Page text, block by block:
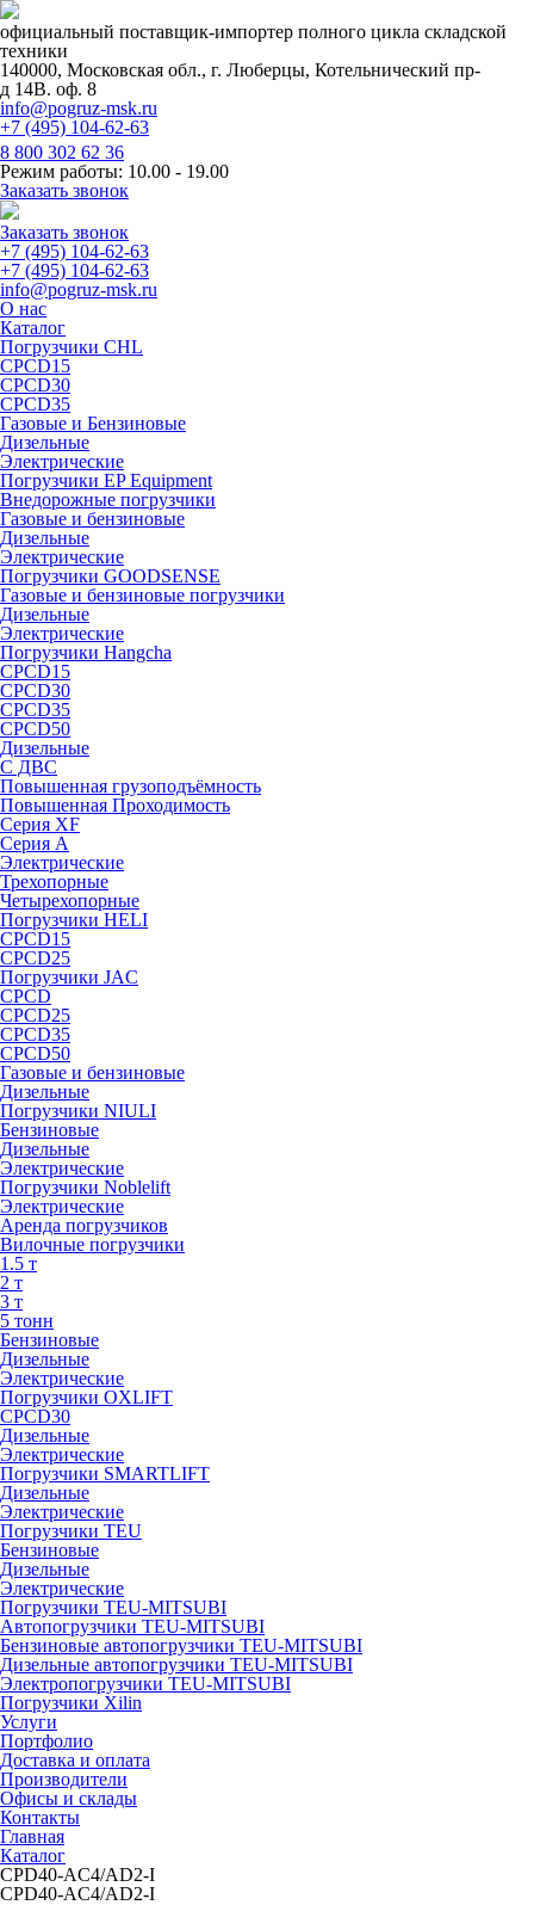
официальный поставщик-импортер полного цикла складской
техники
140000, Московская обл., г. Люберцы, Котельнический пр-
д 14В. оф. 8
info@pogruz-msk.ru
+7 (495) 104-62-63
8 800 302 62 36
Режим работы: 10.00 - 19.00
Заказать звонок
Заказать звонок
+7 (495) 104-62-63
+7 (495) 104-62-63
info@pogruz-msk.ru
О нас
Каталог
Погрузчики CHL
CPCD15
CPCD30
CPCD35
Газовые и Бензиновые
Дизельные
Электрические
Погрузчики EP Equipment
Внедорожные погрузчики
Газовые и бензиновые
Дизельные
Электрические
Погрузчики GOODSENSE
Газовые и бензиновые погрузчики
Дизельные
Электрические
Погрузчики Hangcha
CPCD15
CPCD30
CPCD35
CPCD50
Дизельные
С ДВС
Повышенная грузоподъёмность
Повышенная Проходимость
Серия XF
Серия А
Электрические
Трехопорные
Четырехопорные
Погрузчики HELI
CPCD15
CPCD25
Погрузчики JAC
CPCD
CPCD25
CPCD35
CPCD50
Газовые и бензиновые
Дизельные
Погрузчики NIULI
Бензиновые
Дизельные
Электрические
Погрузчики Noblelift
Электрические
Аренда погрузчиков
Вилочные погрузчики
1.5 т
2 т
3 т
5 тонн
Бензиновые
Дизельные
Электрические
Погрузчики OXLIFT
CPCD30
Дизельные
Электрические
Погрузчики SMARTLIFT
Дизельные
Электрические
Погрузчики TEU
Бензиновые
Дизельные
Электрические
Погрузчики TEU-MITSUBI
Автопогрузчики TEU-MITSUBI
Бензиновые автопогрузчики TEU-MITSUBI
Дизельные автопогрузчики TEU-MITSUBI
Электропогрузчики TEU-MITSUBI
Погрузчики Xilin
Услуги
Портфолио
Доставка и оплата
Производители
Офисы и склады
Контакты
Главная
Каталог
CPD40-AC4/AD2-I
CPD40-AC4/AD2-I